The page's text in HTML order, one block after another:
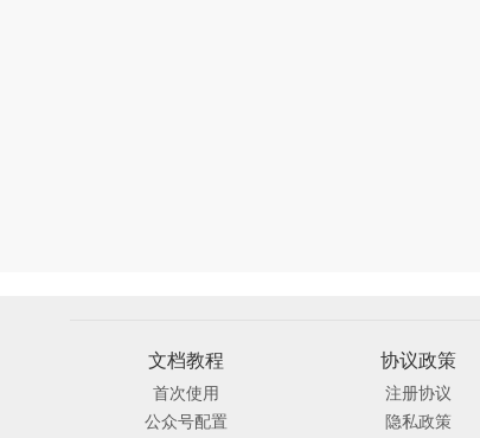
文档教程
首次使用
公众号配置
协议政策
注册协议
隐私政策